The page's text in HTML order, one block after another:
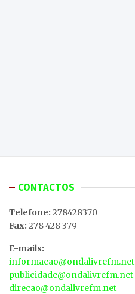
CONTACTOS
Telefone: 278428370
Fax: 278 428 379
E-mails:
informacao@ondalivrefm.net
publicidade@ondalivrefm.net
direcao@ondalivrefm.net